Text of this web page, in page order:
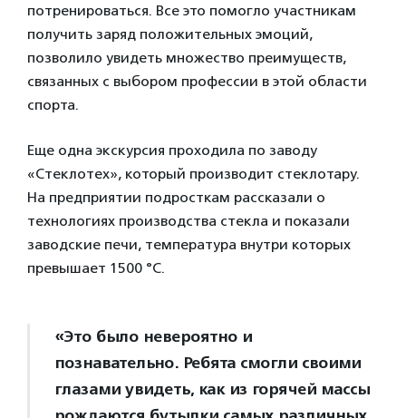
потренироваться. Все это помогло участникам
получить заряд положительных эмоций,
позволило увидеть множество преимуществ,
связанных с выбором профессии в этой области
спорта.
Еще одна экскурсия проходила по заводу
«Стеклотех», который производит стеклотару.
На предприятии подросткам рассказали о
технологиях производства стекла и показали
заводские печи, температура внутри которых
превышает 1500 °C.
«Это было невероятно и
познавательно. Ребята смогли своими
глазами увидеть, как из горячей массы